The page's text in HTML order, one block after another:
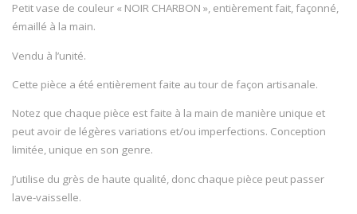
Petit vase de couleur « NOIR CHARBON », entièrement fait, façonné,
émaillé à la main.
Vendu à l’unité.
Cette pièce a été entièrement faite au tour de façon artisanale.
Notez que chaque pièce est faite à la main de manière unique et
peut avoir de légères variations et/ou imperfections. Conception
limitée, unique en son genre.
J’utilise du grès de haute qualité, donc chaque pièce peut passer
lave-vaisselle.